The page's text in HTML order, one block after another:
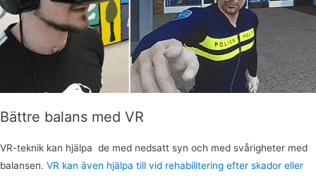
Bättre balans med VR
VR-teknik kan hjälpa de med nedsatt syn och med svårigheter med
balansen. VR kan även hjälpa till vid rehabilitering efter skador eller